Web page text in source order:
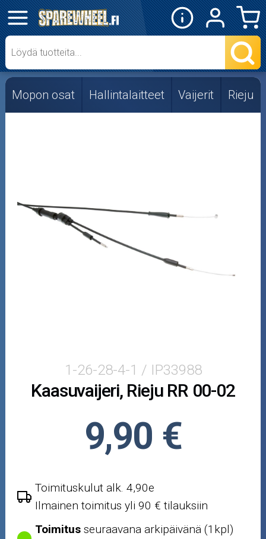
✕
Mopon osat
Skootterin osat
Crossipyörän osat
Mopoauton osat
Mönkijän osat
Öljyt ja kemikaalit
Outlet-tuotteet
Mopon osat Hallintalaitteet Vaijerit Rieju
1-26-28-4-1 / IP33988
Kaasuvaijeri, Rieju RR 00-02
9,90 €
Toimituskulut alk. 4,90e
Ilmainen toimitus yli 90 € tilauksiin
Toimitus seuraavana arkipäivänä (1kpl)